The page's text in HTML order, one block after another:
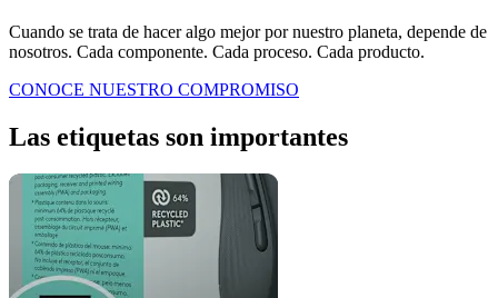
Cuando se trata de hacer algo mejor por nuestro planeta, depende de
nosotros. Cada componente. Cada proceso. Cada producto.
CONOCE NUESTRO COMPROMISO
Las etiquetas son importantes